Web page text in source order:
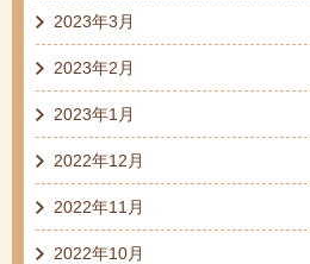
2023年3月
2023年2月
2023年1月
2022年12月
2022年11月
2022年10月